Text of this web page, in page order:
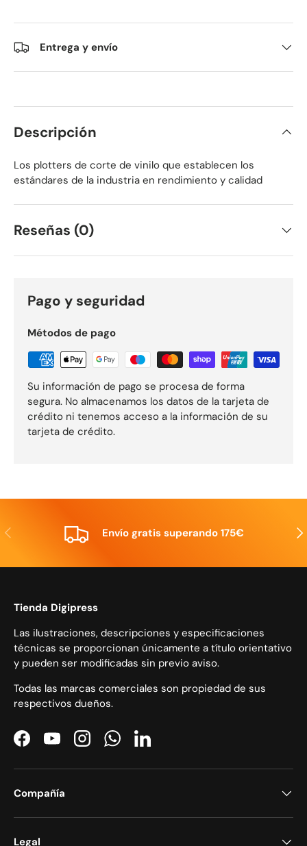
Entrega y envío
Descripción
Los plotters de corte de vinilo que establecen los
estándares de la industria en rendimiento y calidad
Reseñas (0)
Pago y seguridad
Métodos de pago
Su información de pago se procesa de forma
segura. No almacenamos los datos de la tarjeta de
crédito ni tenemos acceso a la información de su
tarjeta de crédito.
Anterior Envío gratis superando 175€
Tienda Digipress
Las ilustraciones, descripciones y especificaciones
técnicas se proporcionan únicamente a título orientativo
y pueden ser modificadas sin previo aviso.
Todas las marcas comerciales son propiedad de sus
respectivos dueños.
FacebookYouTubeInstagramWhatsAppLinkedIn
Compañía
Legal